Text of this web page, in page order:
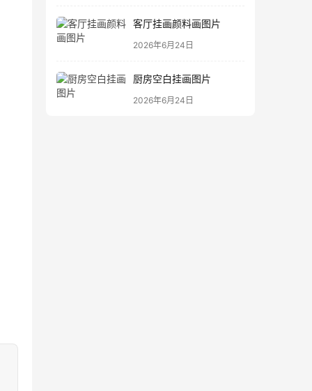
客厅挂画颜料画图片
2026年6月24日
厨房空白挂画图片
2026年6月24日